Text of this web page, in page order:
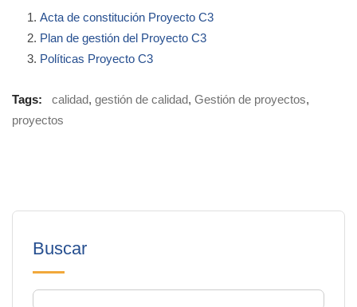
Acta de constitución Proyecto C3
Plan de gestión del Proyecto C3
Políticas Proyecto C3
Tags: calidad, gestión de calidad, Gestión de proyectos,
proyectos
Buscar